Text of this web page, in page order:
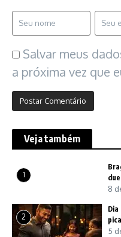
Salvar meus
a próxima vez que
Veja também
1
8
2
Dia
5